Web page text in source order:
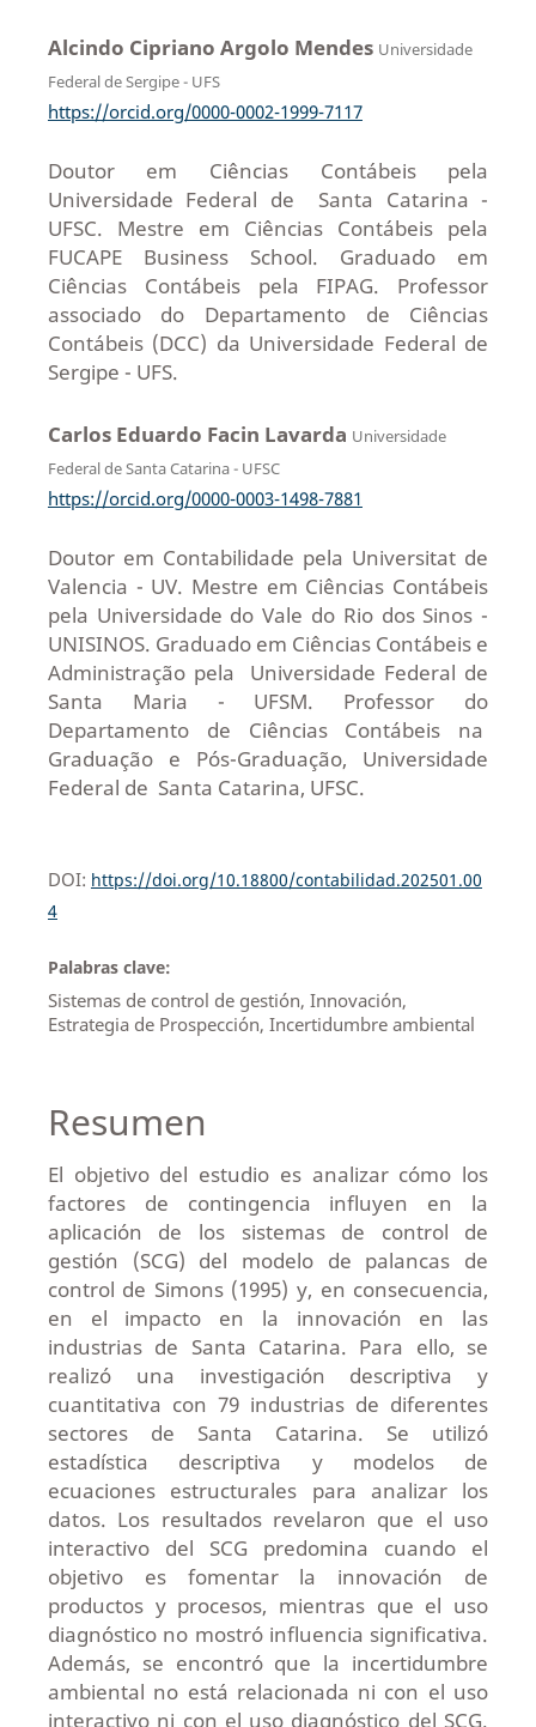
Alcindo Cipriano Argolo Mendes Universidade
Federal de Sergipe - UFS
https://orcid.org/0000-0002-1999-7117
Doutor em Ciências Contábeis pela
Universidade Federal de Santa Catarina -
UFSC. Mestre em Ciências Contábeis pela
FUCAPE Business School. Graduado em
Ciências Contábeis pela FIPAG. Professor
associado do Departamento de Ciências
Contábeis (DCC) da Universidade Federal de
Sergipe - UFS.
Carlos Eduardo Facin Lavarda Universidade
Federal de Santa Catarina - UFSC
https://orcid.org/0000-0003-1498-7881
Doutor em Contabilidade pela Universitat de
Valencia - UV. Mestre em Ciências Contábeis
pela Universidade do Vale do Rio dos Sinos -
UNISINOS. Graduado em Ciências Contábeis e
Administração pela Universidade Federal de
Santa Maria - UFSM. Professor do
Departamento de Ciências Contábeis na
Graduação e Pós-Graduação, Universidade
Federal de Santa Catarina, UFSC.
DOI: https://doi.org/10.18800/contabilidad.202501.00
4
Palabras clave:
Sistemas de control de gestión, Innovación,
Estrategia de Prospección, Incertidumbre ambiental
Resumen
El objetivo del estudio es analizar cómo los
factores de contingencia influyen en la
aplicación de los sistemas de control de
gestión (SCG) del modelo de palancas de
control de Simons (1995) y, en consecuencia,
en el impacto en la innovación en las
industrias de Santa Catarina. Para ello, se
realizó una investigación descriptiva y
cuantitativa con 79 industrias de diferentes
sectores de Santa Catarina. Se utilizó
estadística descriptiva y modelos de
ecuaciones estructurales para analizar los
datos. Los resultados revelaron que el uso
interactivo del SCG predomina cuando el
objetivo es fomentar la innovación de
productos y procesos, mientras que el uso
diagnóstico no mostró influencia significativa.
Además, se encontró que la incertidumbre
ambiental no está relacionada ni con el uso
interactivo ni con el uso diagnóstico del SCG.